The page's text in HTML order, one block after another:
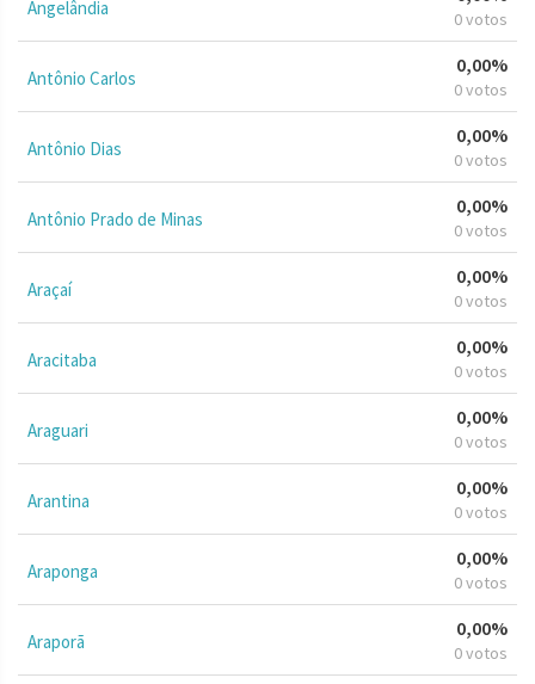
Angelândia 0 votos
Antônio Carlos
0,00%
0 votos
Antônio Dias
0,00%
0 votos
Antônio Prado de Minas
0,00%
0 votos
Araçaí
0,00%
0 votos
Aracitaba
0,00%
0 votos
Araguari
0,00%
0 votos
Arantina
0,00%
0 votos
Araponga
0,00%
0 votos
Araporã
0,00%
0 votos